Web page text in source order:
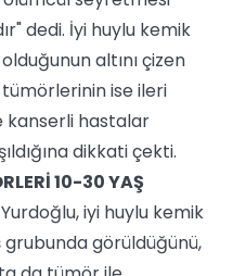
dedi. İyi huylu kemik
altını çizen
ise ileri
kanserli hastalar
dikkati çekti.
10-30 YAŞ
Yurdoğlu, iyi huylu kemik
görüldüğünü,